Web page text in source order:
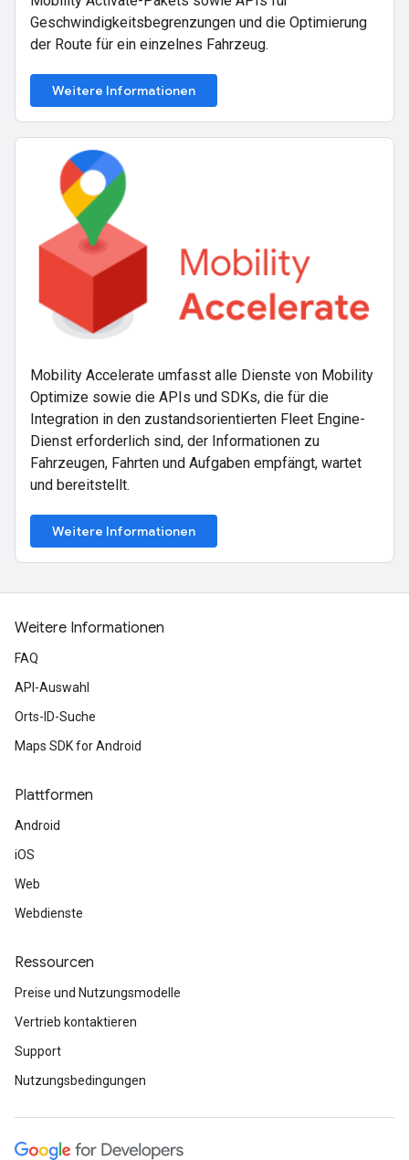
Geschwindigkeitsbegrenzungen und die Optimierung
der Route für ein einzelnes Fahrzeug.
Weitere Informationen
Mobility Accelerate umfasst alle Dienste von Mobility
Optimize sowie die APIs und SDKs, die für die
Integration in den zustandsorientierten Fleet Engine-
Dienst erforderlich sind, der Informationen zu
Fahrzeugen, Fahrten und Aufgaben empfängt, wartet
und bereitstellt.
Weitere Informationen
Weitere Informationen
FAQ
API-Auswahl
Orts-ID-Suche
Maps SDK for Android
Plattformen
Android
iOS
Web
Webdienste
Ressourcen
Preise und Nutzungsmodelle
Vertrieb kontaktieren
Support
Nutzungsbedingungen